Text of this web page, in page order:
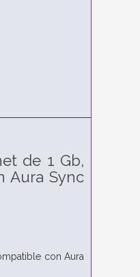
de 1 Gb,
Aura Sync
con Aura